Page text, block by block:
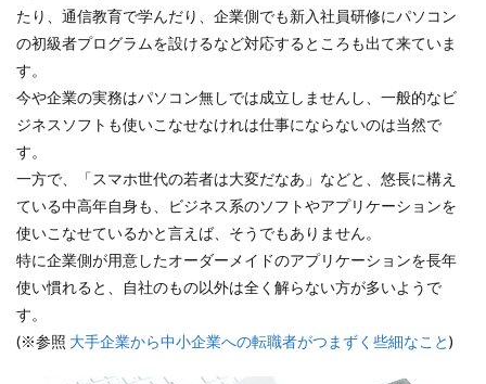
たり、通信教育で学んだり、企業側でも新入社員研修にパソコン
の初級者プログラムを設けるなど対応するところも出て来ていま
す。
今や企業の実務はパソコン無しでは成立しませんし、一般的なビ
ジネスソフトも使いこなせなけれは仕事にならないのは当然で
す。
一方で、「スマホ世代の若者は大変だなあ」などと、悠長に構え
ている中高年自身も、ビジネス系のソフトやアプリケーションを
使いこなせているかと言えば、そうでもありません。
特に企業側が用意したオーダーメイドのアプリケーションを長年
使い慣れると、自社のもの以外は全く解らない方が多いようで
す。
(※参照 大手企業から中小企業への転職者がつまずく些細なこと)